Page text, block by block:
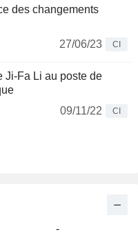
des changements
27/06/23
CI
Ji-Fa Li au poste de
09/11/22
CI
-